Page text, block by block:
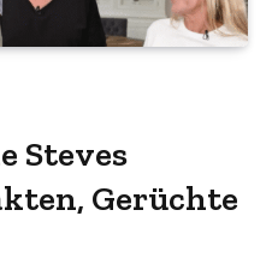
Steves
Gerüchte